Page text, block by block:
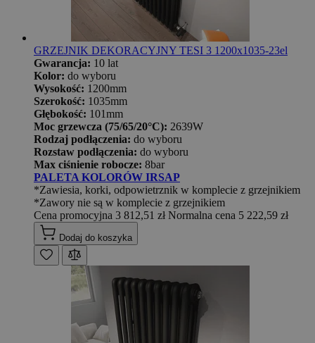
GRZEJNIK DEKORACYJNY TESI 3 1200x1035-23el
Gwarancja: 10 lat
Kolor: do wyboru
Wysokość: 1200mm
Szerokość: 1035mm
Głębokość: 101mm
Moc grzewcza (75/65/20°C): 2639W
Rodzaj podłączenia: do wyboru
Rozstaw podłączenia: do wyboru
Max ciśnienie robocze: 8bar
PALETA KOLORÓW IRSAP
*Zawiesia, korki, odpowietrznik w komplecie z grzejnikiem
*Zawory nie są w komplecie z grzejnikiem
Cena promocyjna 3 812,51 zł Normalna cena 5 222,59 zł
Dodaj do koszyka